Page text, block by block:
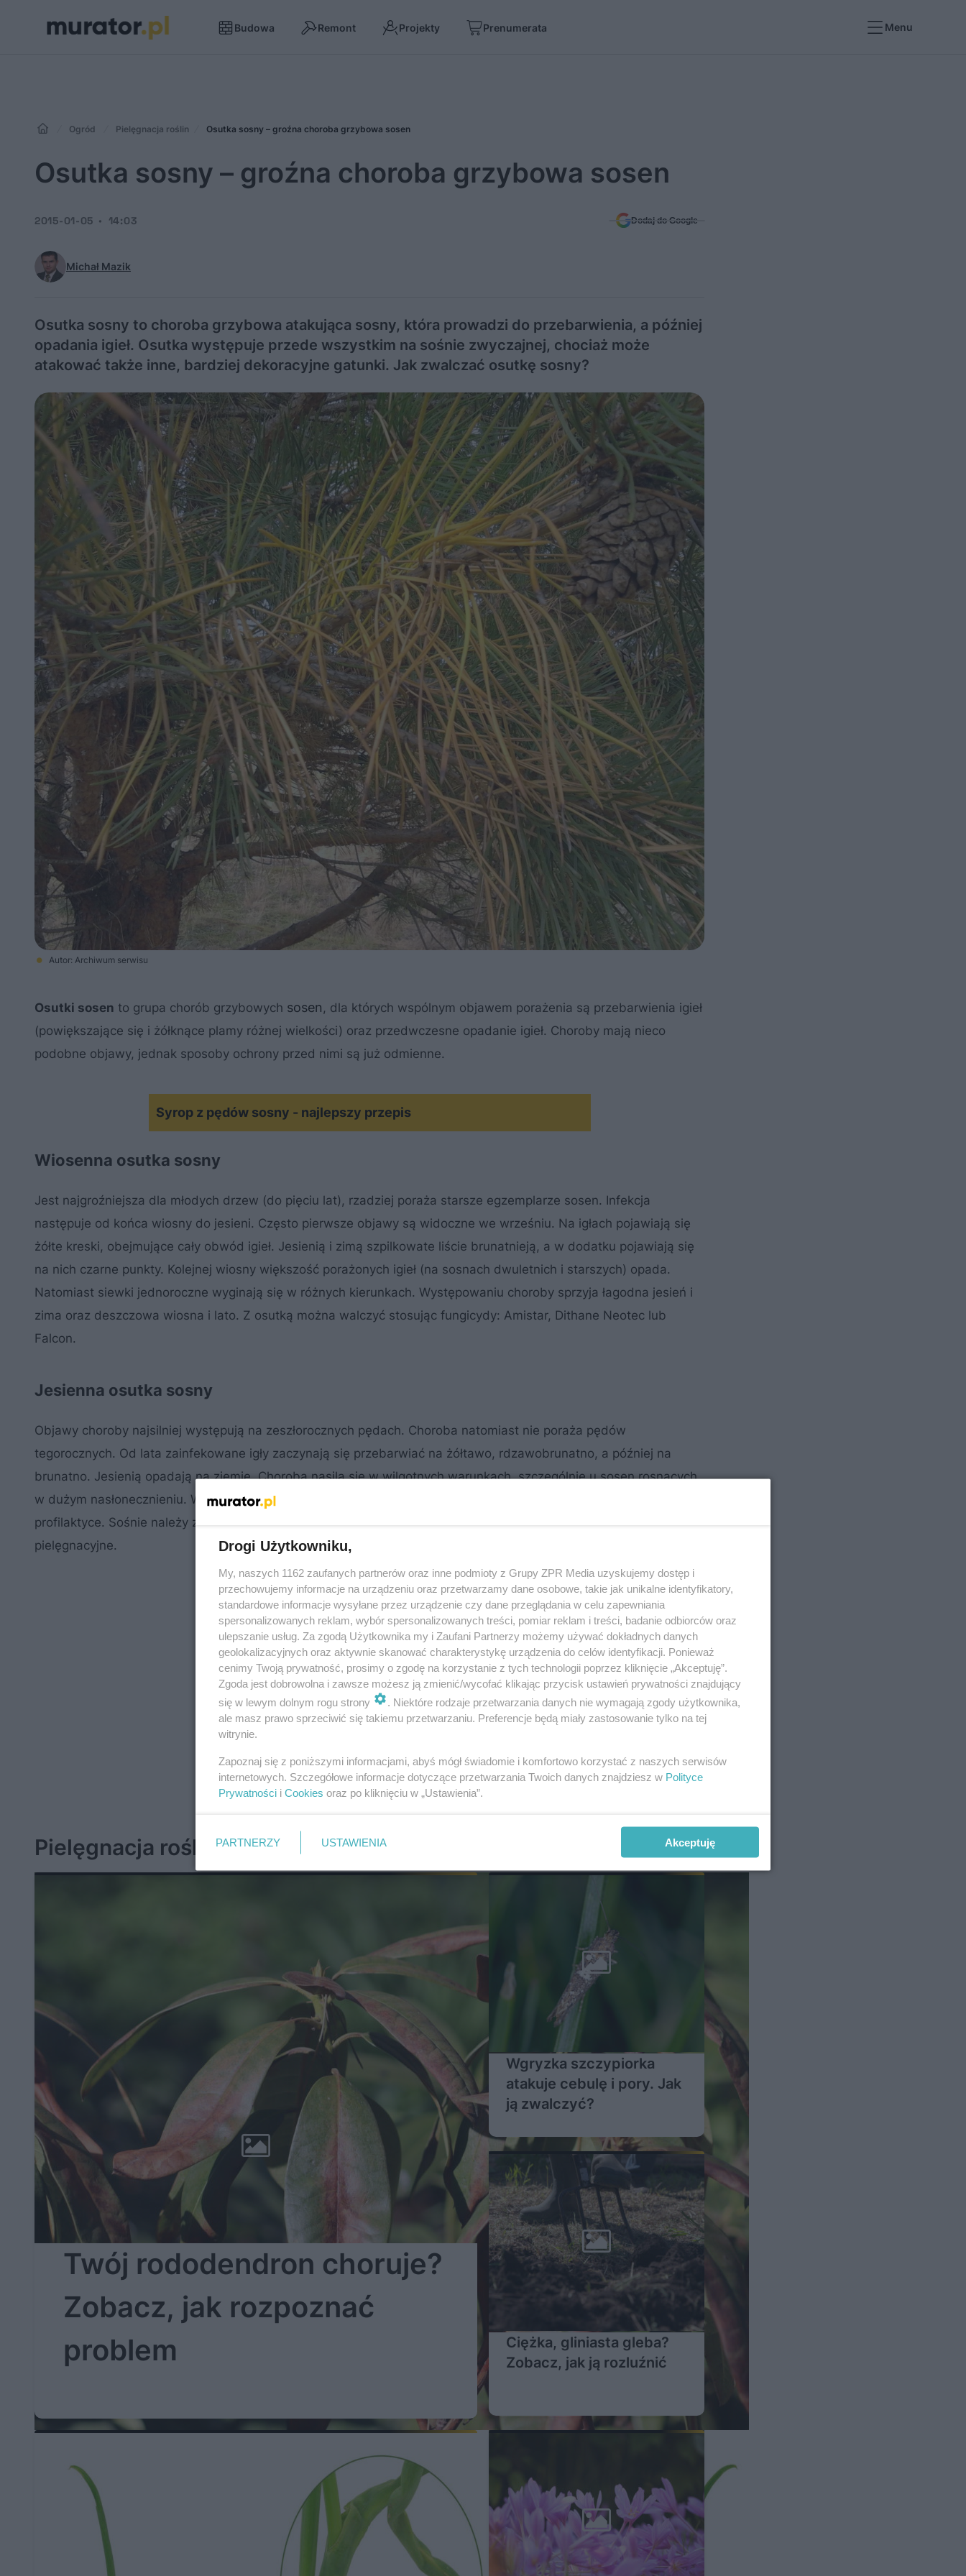
Budowa Remont Projekty Prenumerata Menu
Ogród Pielęgnacja roślin Osutka sosny – groźna choroba grzybowa sosen
Osutka sosny – groźna choroba grzybowa sosen
Michał Mazik
2015-01-05 14:03 Dodaj do Google
Osutka sosny to choroba grzybowa atakująca sosny, która prowadzi do przebarwienia, a później
opadania igieł. Osutka występuje przede wszystkim na sośnie zwyczajnej, chociaż może
atakować także inne, bardziej dekoracyjne gatunki. Jak zwalczać osutkę sosny?
Autor: Archiwum serwisu
Osutki sosen to grupa chorób grzybowych sosen , dla których wspólnym objawem porażenia są przebarwienia igieł
(powiększające się i żółknące plamy różnej wielkości) oraz przedwczesne opadanie igieł. Choroby mają nieco
podobne objawy, jednak sposoby ochrony przed nimi są już odmienne.
Syrop z pędów sosny - najlepszy przepis
Wiosenna osutka sosny
Jest najgroźniejsza dla młodych drzew (do pięciu lat), rzadziej poraża starsze egzemplarze sosen. Infekcja
następuje od końca wiosny do jesieni. Często pierwsze objawy są widoczne we wrześniu. Na igłach pojawiają się
żółte kreski, obejmujące cały obwód igieł. Jesienią i zimą szpilkowate liście brunatnieją, a w dodatku pojawiają się
na nich czarne punkty. Kolejnej wiosny większość porażonych igieł (na sosnach dwuletnich i starszych) opada.
Natomiast siewki jednoroczne wyginają się w różnych kierunkach. Występowaniu choroby sprzyja łagodna jesień i
zima oraz deszczowa wiosna i lato. Z osutką można walczyć stosując fungicydy: Amistar, Dithane Neotec lub
Falcon.
Jesienna osutka sosny
Objawy choroby najsilniej występują na zeszłorocznych pędach. Choroba natomiast nie poraża pędów
tegorocznych. Od lata zainfekowane igły zaczynają się przebarwiać na żółtawo, rdzawobrunatno, a później na
brunatno. Jesienią opadają na ziemię. Choroba nasila się w wilgotnych warunkach, szczególnie u sosen rosnących
w dużym nasłonecznieniu. Walka z jesienną osutką jest nieskuteczna – z reguły działania skupiają się na
profilaktyce. Sośnie należy zapewnić dobre warunki, dostęp wody (również zimą) i wykonywać cięcia
pielęgnacyjne.
Pielęgnacja roślin
Twój rododendron choruje?
Zobacz, jak rozpoznać
problem
Wgryzka szczypiorka
atakuje cebulę i pory. Jak
ją zwalczyć?
Ciężka, gliniasta gleba?
Zobacz, jak ją rozluźnić
Drogi Użytkowniku,
My, naszych 1162 zaufanych partnerów oraz inne podmioty z Grupy ZPR Media uzyskujemy dostęp i
przechowujemy informacje na urządzeniu oraz przetwarzamy dane osobowe, takie jak unikalne identyfikatory,
standardowe informacje wysyłane przez urządzenie czy dane przeglądania w celu zapewniania
spersonalizowanych reklam, wybór spersonalizowanych treści, pomiar reklam i treści, badanie odbiorców oraz
ulepszanie usług. Za zgodą Użytkownika my i Zaufani Partnerzy możemy używać dokładnych danych
geolokalizacyjnych oraz aktywnie skanować charakterystykę urządzenia do celów identyfikacji. Ponieważ
cenimy Twoją prywatność, prosimy o zgodę na korzystanie z tych technologii poprzez kliknięcie „Akceptuję”.
Zgoda jest dobrowolna i zawsze możesz ją zmienić/wycofać klikając przycisk ustawień prywatności znajdujący
się w lewym dolnym rogu strony
. Niektóre rodzaje przetwarzania danych nie wymagają zgody użytkownika,
ale masz prawo sprzeciwić się takiemu przetwarzaniu. Preferencje będą miały zastosowanie tylko na tej
witrynie.
Zapoznaj się z poniższymi informacjami, abyś mógł świadomie i komfortowo korzystać z naszych serwisów
internetowych. Szczegółowe informacje dotyczące przetwarzania Twoich danych znajdziesz w Polityce
Prywatności i Cookies oraz po kliknięciu w „Ustawienia”.
PARTNERZY USTAWIENIA Akceptuję